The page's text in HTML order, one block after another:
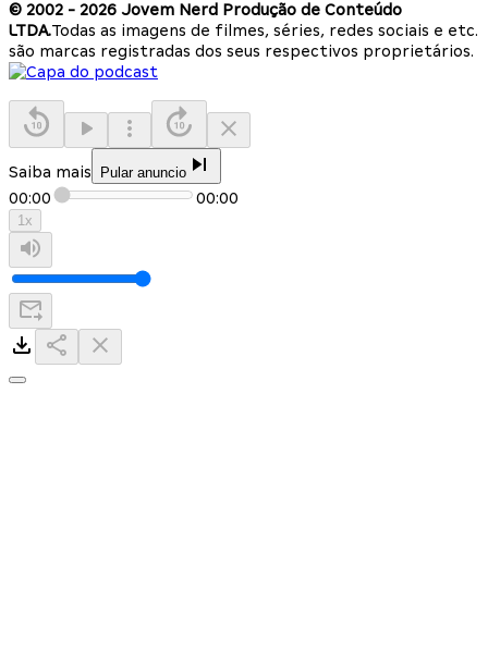
© 2002 - 2026 Jovem Nerd Produção de Conteúdo
LTDA.Todas as imagens de filmes, séries, redes sociais e etc.
são marcas registradas dos seus respectivos proprietários.
Saiba mais Pular anuncio
00:00 00:00
1x